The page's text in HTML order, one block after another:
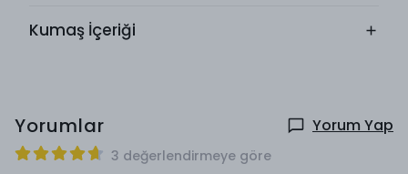
Kumaş İçeriği
Yorumlar Yorum Yap
3 değerlendirmeye göre